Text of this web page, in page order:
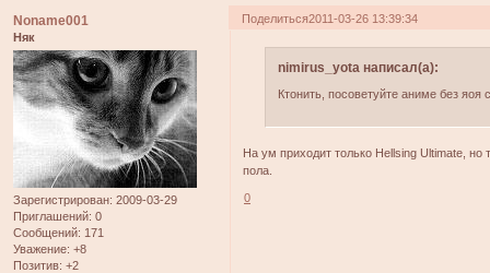
Поделиться2011-03-26 13:39:34
Noname001
Няк
Зарегистрирован: 2009-03-29
Приглашений: 0
Сообщений: 171
Уважение: +8
Позитив: +2
nimirus_yota написал(а):
Ктонить, посоветуйте аниме без яоя
На ум приходит только Hellsing Ultimate,
пола.
0